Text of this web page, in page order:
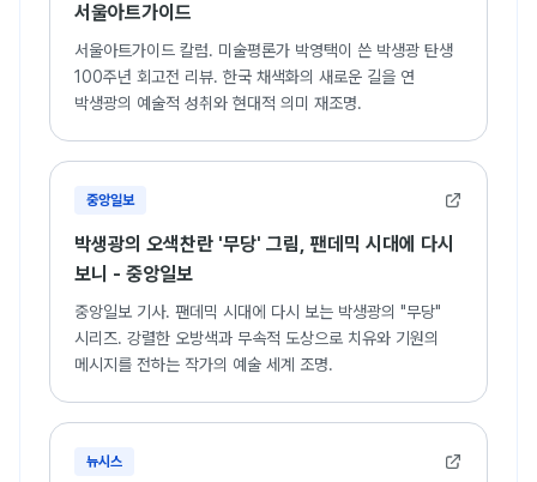
서울아트가이드
서울아트가이드 칼럼. 미술평론가 박영택이 쓴 박생광 탄생
100주년 회고전 리뷰. 한국 채색화의 새로운 길을 연
박생광의 예술적 성취와 현대적 의미 재조명.
중앙일보
박생광의 오색찬란 '무당' 그림, 팬데믹 시대에 다시
보니 - 중앙일보
중앙일보 기사. 팬데믹 시대에 다시 보는 박생광의 "무당"
시리즈. 강렬한 오방색과 무속적 도상으로 치유와 기원의
메시지를 전하는 작가의 예술 세계 조명.
뉴시스